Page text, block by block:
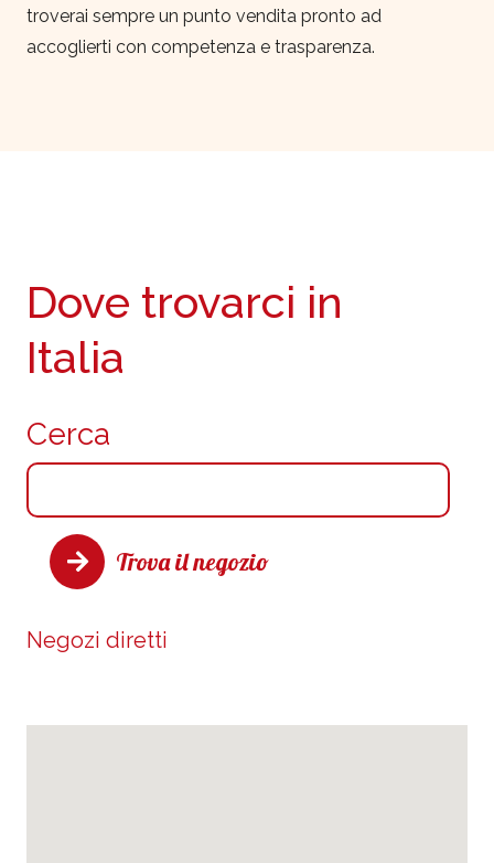
troverai sempre un punto vendita pronto ad
accoglierti con competenza e trasparenza.
Cerca
Trova il negozio
Dove trovarci in
Italia
Negozi diretti